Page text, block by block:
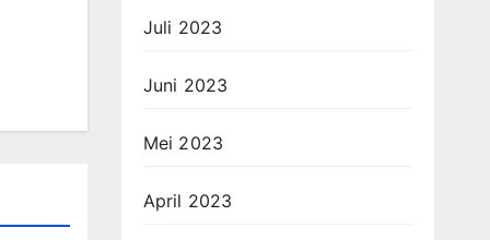
Juli 2023
Juni 2023
Mei 2023
April 2023